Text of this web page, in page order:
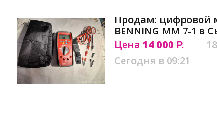
Продам: цифровой
BENNING MM 7-1 в
Цена 14 000 Р.
Сегодня в 09:21